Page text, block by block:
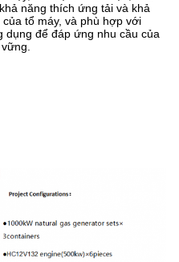
năng thích ứng tải và khả
tổ máy, và phù hợp với
dụng để đáp ứng nhu cầu của